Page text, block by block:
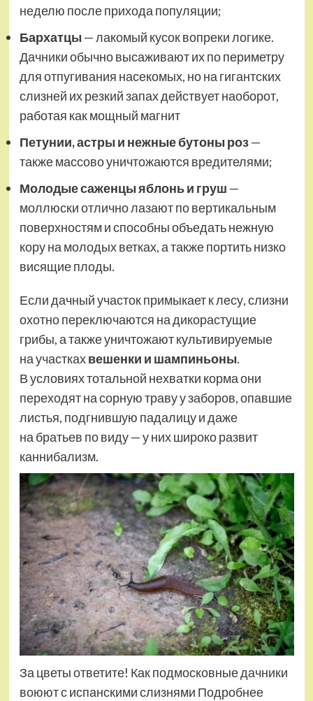
неделю после прихода популяции;
Бархатцы — лакомый кусок вопреки логике.
Дачники обычно высаживают их по периметру
для отпугивания насекомых, но на гигантских
слизней их резкий запах действует наоборот,
работая как мощный магнит
Петунии, астры и нежные бутоны роз—
также массово уничтожаются вредителями;
Молодые саженцы яблонь и груш —
моллюски отлично лазают по вертикальным
поверхностям и способны объедать нежную
кору на молодых ветках, а также портить низко
висящие плоды.
Если дачный участок примыкает к лесу, слизни
охотно переключаются на дикорастущие
грибы, а также уничтожают культивируемые
на участкахвешенки и шампиньоны.
В условиях тотальной нехватки корма они
переходят на сорную траву у заборов, опавшие
листья, подгнившую падалицу и даже
на братьев по виду — у них широко развит
каннибализм.
За цветы ответите! Как подмосковные дачники
воюют с испанскими слизнями Подробнее